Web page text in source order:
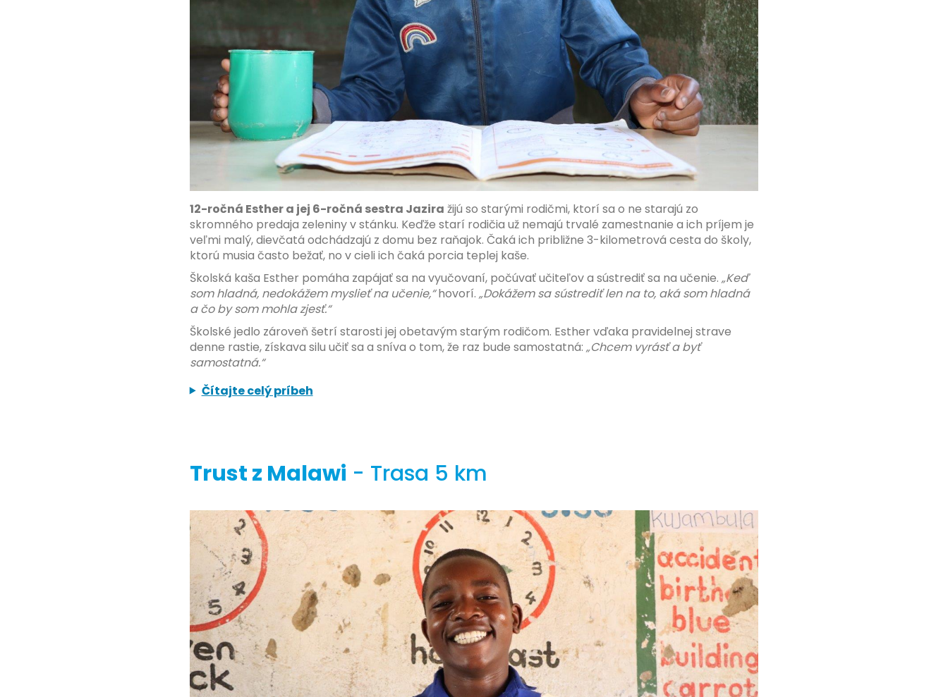
12-ročná Esther a jej 6-ročná sestra Jazira žijú so starými rodičmi, ktorí sa o ne starajú zo
skromného predaja zeleniny v stánku. Keďže starí rodičia už nemajú trvalé zamestnanie a ich príjem je
veľmi malý, dievčatá odchádzajú z domu bez raňajok. Čaká ich približne 3-kilometrová cesta do školy,
ktorú musia často bežať, no v cieli ich čaká porcia teplej kaše.
Školská kaša Esther pomáha zapájať sa na vyučovaní, počúvať učiteľov a sústrediť sa na učenie. „Keď
som hladná, nedokážem myslieť na učenie,“hovorí. „Dokážem sa sústrediť len na to, aká som hladná
a čo by som mohla zjesť.“
Školské jedlo zároveň šetrí starosti jej obetavým starým rodičom. Esther vďaka pravidelnej strave
denne rastie, získava silu učiť sa a sníva o tom, že raz bude samostatná: „Chcem vyrásť a byť
samostatná.“
Čítajte celý príbeh
Trust z Malawi - Trasa 5 km